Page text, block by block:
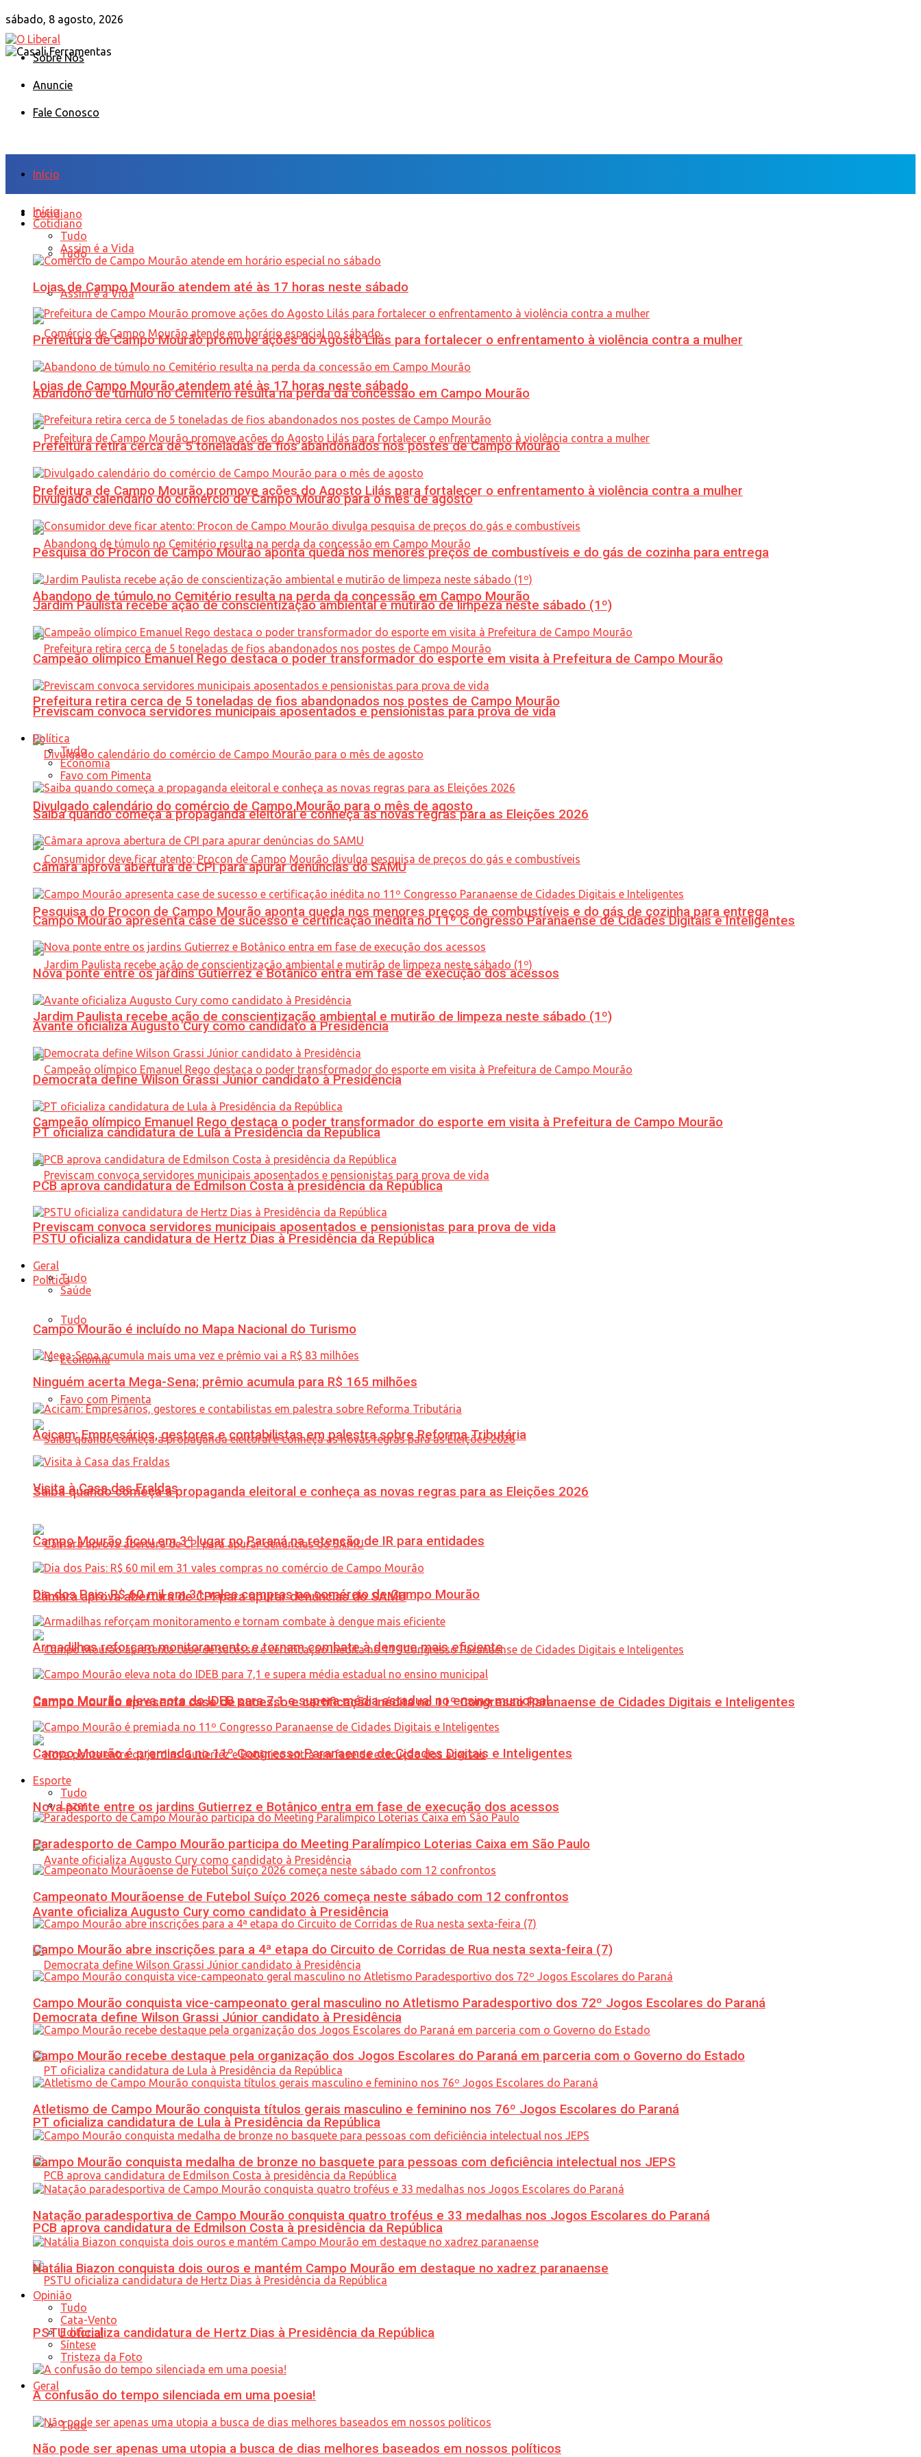
sábado, 8 agosto, 2026
Sobre Nós
Anuncie
Fale Conosco
Início
Cotidiano
Tudo
Assim é a Vida
Lojas de Campo Mourão atendem até às 17 horas neste sábado
Prefeitura de Campo Mourão promove ações do Agosto Lilás para fortalecer o enfrentamento à violência contra a mulher
Abandono de túmulo no Cemitério resulta na perda da concessão em Campo Mourão
Prefeitura retira cerca de 5 toneladas de fios abandonados nos postes de Campo Mourão
Divulgado calendário do comércio de Campo Mourão para o mês de agosto
Pesquisa do Procon de Campo Mourão aponta queda nos menores preços de combustíveis e do gás de cozinha para entrega
Jardim Paulista recebe ação de conscientização ambiental e mutirão de limpeza neste sábado (1º)
Campeão olímpico Emanuel Rego destaca o poder transformador do esporte em visita à Prefeitura de Campo Mourão
Previscam convoca servidores municipais aposentados e pensionistas para prova de vida
Política
Tudo
Economia
Favo com Pimenta
Saiba quando começa a propaganda eleitoral e conheça as novas regras para as Eleições 2026
Câmara aprova abertura de CPI para apurar denúncias do SAMU
Campo Mourão apresenta case de sucesso e certificação inédita no 11º Congresso Paranaense de Cidades Digitais e Inteligentes
Nova ponte entre os jardins Gutierrez e Botânico entra em fase de execução dos acessos
Avante oficializa Augusto Cury como candidato à Presidência
Democrata define Wilson Grassi Júnior candidato à Presidência
PT oficializa candidatura de Lula à Presidência da República
PCB aprova candidatura de Edmilson Costa à presidência da República
PSTU oficializa candidatura de Hertz Dias à Presidência da República
Geral
Tudo
Início
Cotidiano
Tudo
Assim é a Vida
Lojas de Campo Mourão atendem até às 17 horas neste sábado
Prefeitura de Campo Mourão promove ações do Agosto Lilás para fortalecer o enfrentamento à violência contra a mulher
Abandono de túmulo no Cemitério resulta na perda da concessão em Campo Mourão
Prefeitura retira cerca de 5 toneladas de fios abandonados nos postes de Campo Mourão
Divulgado calendário do comércio de Campo Mourão para o mês de agosto
Pesquisa do Procon de Campo Mourão aponta queda nos menores preços de combustíveis e do gás de cozinha para entrega
Jardim Paulista recebe ação de conscientização ambiental e mutirão de limpeza neste sábado (1º)
Campeão olímpico Emanuel Rego destaca o poder transformador do esporte em visita à Prefeitura de Campo Mourão
Previscam convoca servidores municipais aposentados e pensionistas para prova de vida
Política
Tudo
Economia
Favo com Pimenta
Saiba quando começa a propaganda eleitoral e conheça as novas regras para as Eleições 2026
Câmara aprova abertura de CPI para apurar denúncias do SAMU
Campo Mourão apresenta case de sucesso e certificação inédita no 11º Congresso Paranaense de Cidades Digitais e Inteligentes
Nova ponte entre os jardins Gutierrez e Botânico entra em fase de execução dos acessos
Avante oficializa Augusto Cury como candidato à Presidência
Democrata define Wilson Grassi Júnior candidato à Presidência
PT oficializa candidatura de Lula à Presidência da República
PCB aprova candidatura de Edmilson Costa à presidência da República
PSTU oficializa candidatura de Hertz Dias à Presidência da República
Geral
Tudo
Saúde
Campo Mourão é incluído no Mapa Nacional do Turismo
Ninguém acerta Mega-Sena; prêmio acumula para R$ 165 milhões
Acicam: Empresários, gestores e contabilistas em palestra sobre Reforma Tributária
Visita à Casa das Fraldas
Campo Mourão ficou em 3º lugar no Paraná na retenção de IR para entidades
Dia dos Pais: R$ 60 mil em 31 vales compras no comércio de Campo Mourão
Armadilhas reforçam monitoramento e tornam combate à dengue mais eficiente
Campo Mourão eleva nota do IDEB para 7,1 e supera média estadual no ensino municipal
Campo Mourão é premiada no 11º Congresso Paranaense de Cidades Digitais e Inteligentes
Esporte
Tudo
Lazer
Paradesporto de Campo Mourão participa do Meeting Paralímpico Loterias Caixa em São Paulo
Campeonato Mourãoense de Futebol Suíço 2026 começa neste sábado com 12 confrontos
Campo Mourão abre inscrições para a 4ª etapa do Circuito de Corridas de Rua nesta sexta-feira (7)
Campo Mourão conquista vice-campeonato geral masculino no Atletismo Paradesportivo dos 72º Jogos Escolares do Paraná
Campo Mourão recebe destaque pela organização dos Jogos Escolares do Paraná em parceria com o Governo do Estado
Atletismo de Campo Mourão conquista títulos gerais masculino e feminino nos 76º Jogos Escolares do Paraná
Campo Mourão conquista medalha de bronze no basquete para pessoas com deficiência intelectual nos JEPS
Natação paradesportiva de Campo Mourão conquista quatro troféus e 33 medalhas nos Jogos Escolares do Paraná
Natália Biazon conquista dois ouros e mantém Campo Mourão em destaque no xadrez paranaense
Opinião
Tudo
Cata-Vento
Editorial
Síntese
Tristeza da Foto
A confusão do tempo silenciada em uma poesia!
Não pode ser apenas uma utopia a busca de dias melhores baseados em nossos políticos